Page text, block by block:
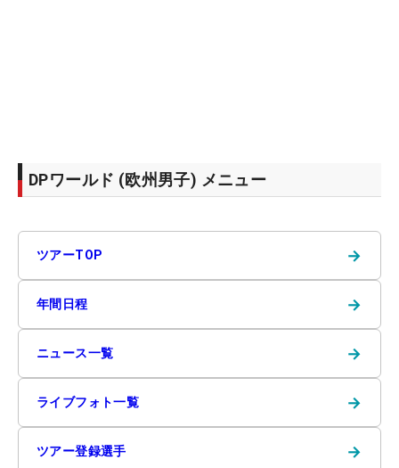
DPワールド (欧州男子) メニュー
ツアーTOP →
年間日程 →
ニュース一覧 →
ライブフォト一覧 →
ツアー登録選手 →